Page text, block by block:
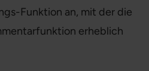
Funktion an, mit der die
erheblich